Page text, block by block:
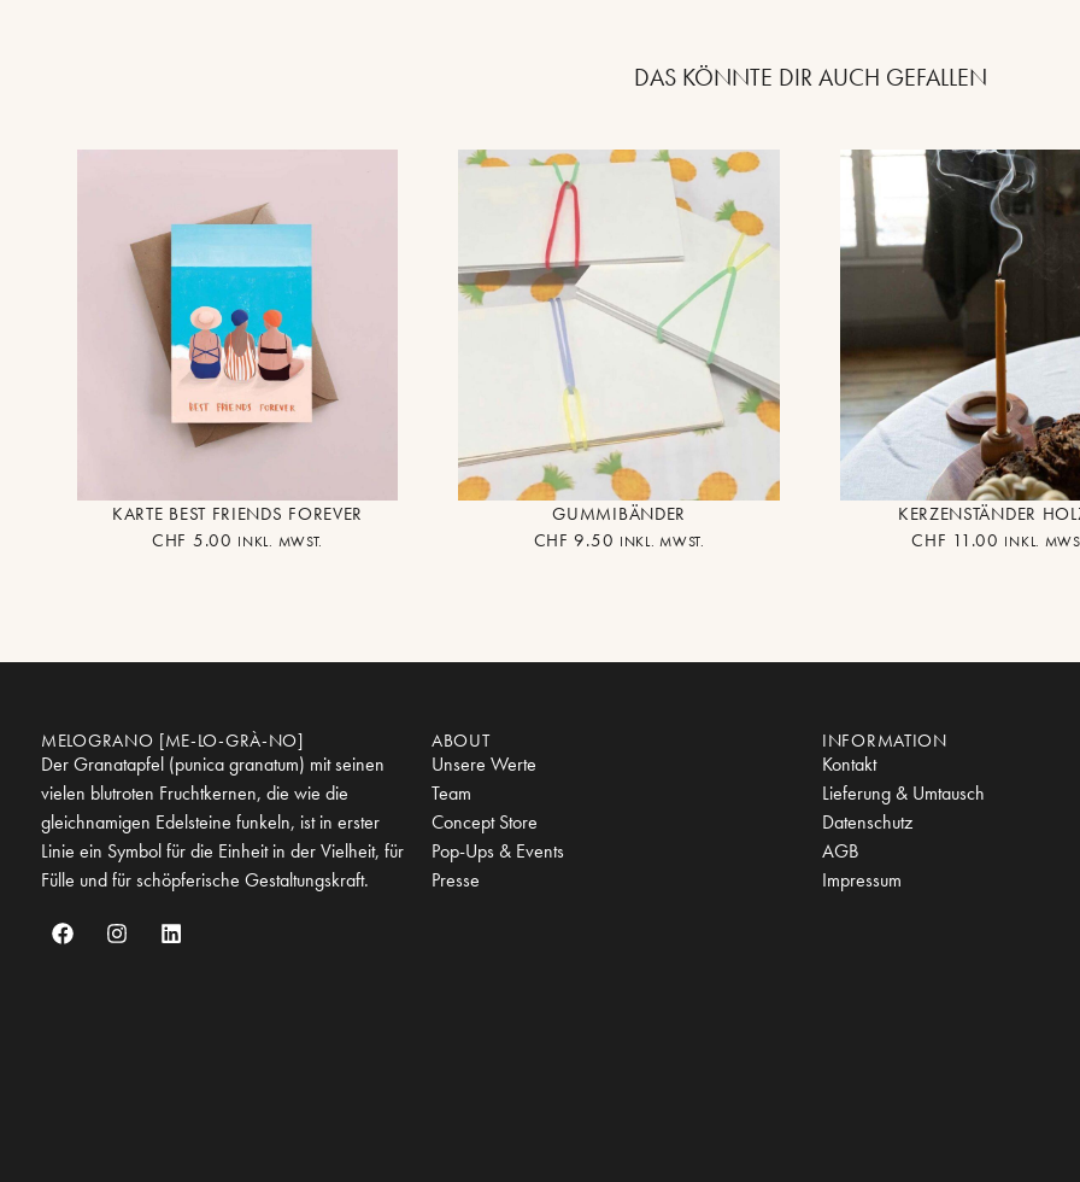
DAS KÖNNTE DIR AUCH GEFALLEN
KARTE BEST FRIENDS FOREVER
CHF 5.00 INKL. MWST.
GUMMIBÄNDER
CHF 9.50 INKL. MWST.
KERZENSTÄNDER
CHF 11.00 INKL.
MELOGRANO [ME-LO-GRÀ-NO]
Der Granatapfel (punica granatum) mit seinen
vielen blutroten Fruchtkernen, die wie die
gleichnamigen Edelsteine funkeln, ist in erster
Linie ein Symbol für die Einheit in der Vielheit, für
Fülle und für schöpferische Gestaltungskraft.
ABOUT
Unsere Werte
Team
Concept Store
Pop-Ups & Events
Presse
INFORMATION
Kontakt
Lieferung & Umtausch
Datenschutz
AGB
Impressum